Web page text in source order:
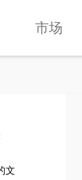
市场
文